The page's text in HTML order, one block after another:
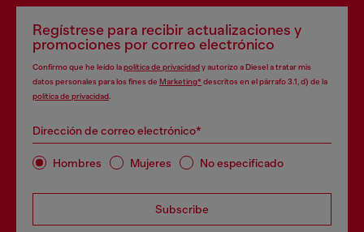
Regístrese para recibir actualizaciones y
promociones por correo electrónico
Confirmo que he leído lapolítica de privacidady autorizo a Diesel a tratar mis
datos personales para los fines de Marketing*descritos en el párrafo 3.1, d) de la
política de privacidad
Dirección de correo electrónico*
Hombres Mujeres No especificado
Subscribe